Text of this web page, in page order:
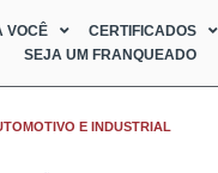
VOCÊ CERTIFICADOS
SEJA UM FRANQUEADO
E INDUSTRIAL